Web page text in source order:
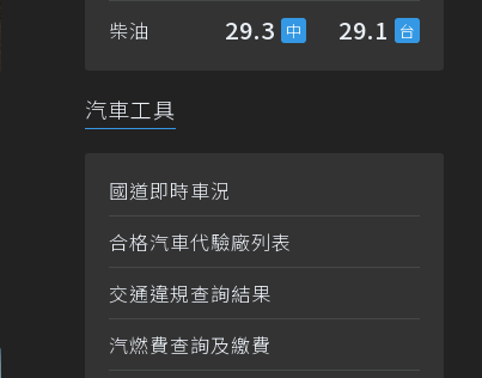
柴油 29.3 29.1
汽車工具
國道即時車況
合格汽車代驗廠列表
交通違規查詢結果
汽燃費查詢及繳費